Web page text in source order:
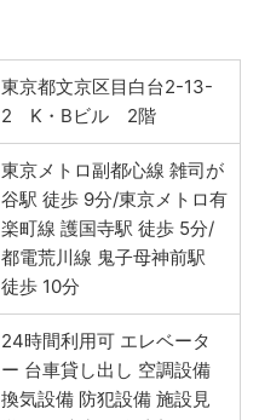
東京都文京区目白台2-13-
2 K・Bビル 2階
東京メトロ副都心線 雑司が
谷駅 徒歩 9分/東京メトロ有
楽町線 護国寺駅 徒歩 5分/
都電荒川線 鬼子母神前駅
徒歩 10分
24時間利用可 エレベータ
ー 台車貸し出し 空調設備
換気設備 防犯設備 施設見